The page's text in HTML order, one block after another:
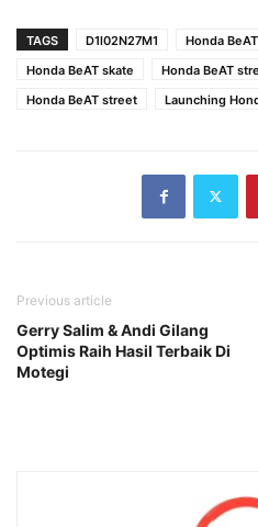
TAGS D1l02N27M1 Honda
Honda BeAT skate
Honda BeAT
Honda BeAT street
Launching
Previous article
Gerry Salim & Andi Gilang
Optimis Raih Hasil Terbaik Di
Motegi